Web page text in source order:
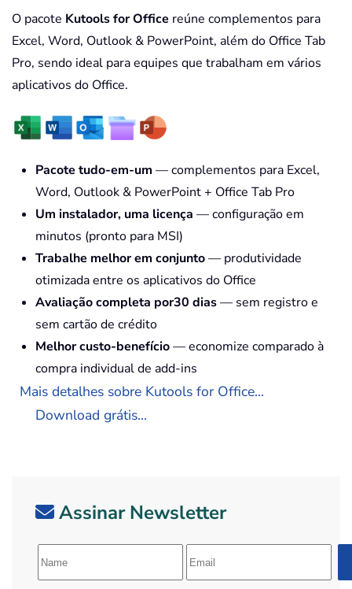
O pacote Kutools for Office reúne complementos para
Excel, Word, Outlook & PowerPoint, além do Office Tab
Pro, sendo ideal para equipes que trabalham em vários
aplicativos do Office.
Pacote tudo-em-um — complementos para Excel,
Word, Outlook & PowerPoint + Office Tab Pro
Um instalador, uma licença — configuração em
minutos (pronto para MSI)
Trabalhe melhor em conjunto— produtividade
otimizada entre os aplicativos do Office
Avaliação completa por30 dias— sem registro e
sem cartão de crédito
Melhor custo-benefício— economize comparado à
compra individual de add-ins
Mais detalhes sobre Kutools for Office...
Download grátis...
Assinar Newsletter